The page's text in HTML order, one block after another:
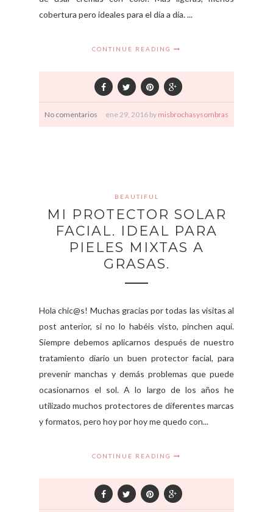
cobertura pero ideales para el día a día. ...
CONTINUE READING
No comentarios ene29, 2016 by misbrochasysombras
BEAUTIFUL
MI PROTECTOR SOLAR
FACIAL. IDEAL PARA
PIELES MIXTAS A
GRASAS.
Hola chic@s! Muchas gracias por todas las visitas al
post anterior, si no lo habéis visto, pinchen aquí.
Siempre debemos aplicarnos después de nuestro
tratamiento diario un buen protector facial, para
prevenir manchas y demás problemas que puede
ocasionarnos el sol. A lo largo de los años he
utilizado muchos protectores de diferentes marcas
y formatos, pero hoy por hoy me quedo con...
CONTINUE READING